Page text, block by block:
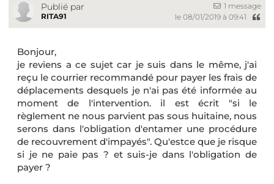
Publié par
RITA91
1 message
le 08/01/2019 à 09:41
Bonjour,
je reviens a ce sujet car je suis dans le même, j'ai
reçu le courrier recommandé pour payer les frais de
déplacements desquels je n'ai pas été informée au
moment de l'intervention. il est écrit "si le
règlement ne nous parvient pas sous huitaine, nous
serons dans l'obligation d'entamer une procédure
de recouvrement d'impayés". Qu'estce que je risque
si je ne paie pas ? et suis-je dans l'obligation de
payer ?